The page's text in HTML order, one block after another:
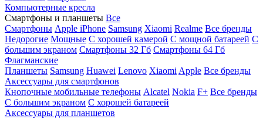
Компьютерные кресла
Смартфоны и планшеты Все
Смартфоны Apple iPhone Samsung Xiaomi Realme Все бренды
Недорогие Мощные С хорошей камерой С мощной батареей С
большим экраном Смартфоны 32 Гб Смартфоны 64 Гб
Флагманские
Планшеты Samsung Huawei Lenovo Xiaomi Apple Все бренды
Аксессуары для смартфонов
Кнопочные мобильные телефоны Alcatel Nokia F+ Все бренды
С большим экраном С хорошей батареей
Аксессуары для планшетов